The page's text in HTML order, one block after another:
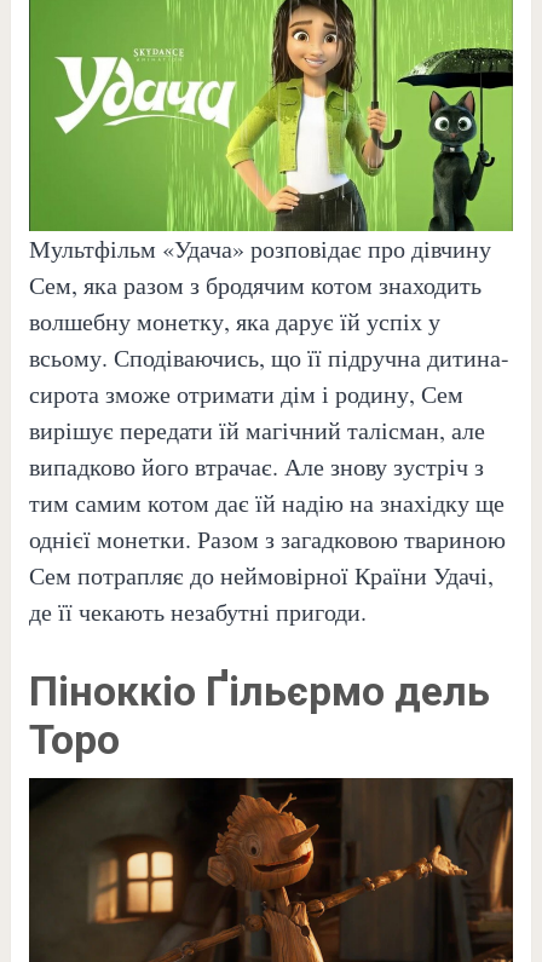
Мультфільм «Удача» розповідає про дівчину
Сем, яка разом з бродячим котом знаходить
волшебну монетку, яка дарує їй успіх у
всьому. Сподіваючись, що її підручна дитина-
сирота зможе отримати дім і родину, Сем
вирішує передати їй магічний талісман, але
випадково його втрачає. Але знову зустріч з
тим самим котом дає їй надію на знахідку ще
однієї монетки. Разом з загадковою твариною
Сем потрапляє до неймовірної Країни Удачі,
де її чекають незабутні пригоди.
Піноккіо Ґільєрмо дель
Торо